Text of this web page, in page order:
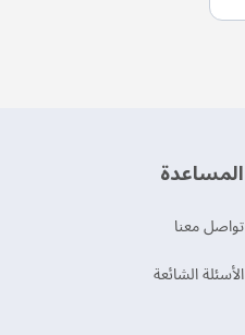
‫المساعدة‬
تواصل معنا
الأسئلة الشائعة